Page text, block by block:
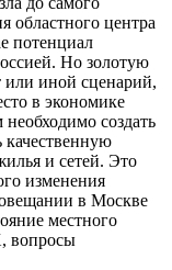
областного центра
потенциал
Но золотую
или иной сценарий,
в экономике
создать
качественную
и сетей. Это
изменения
в Москве
местного
вопросы